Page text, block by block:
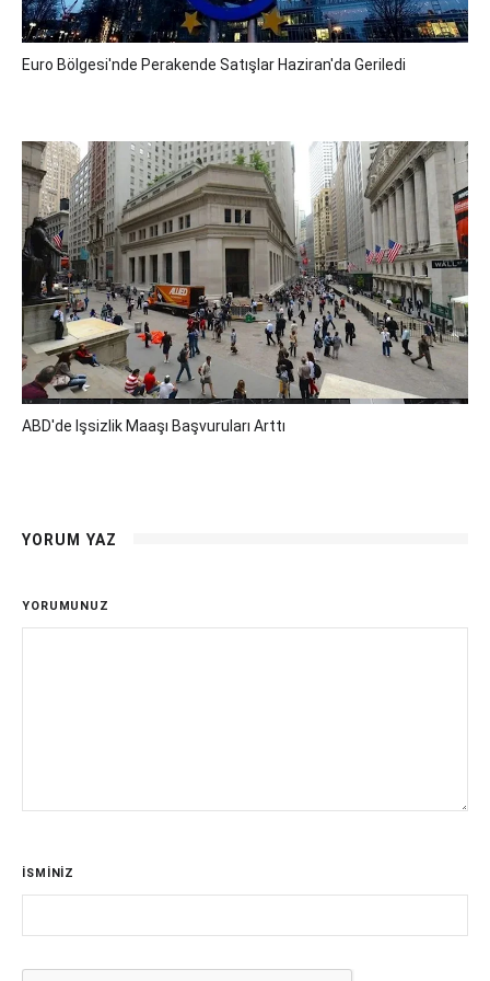
Euro Bölgesi'nde Perakende Satışlar Haziran'da Geriledi
ABD'de Işsizlik Maaşı Başvuruları Arttı
YORUM YAZ
YORUMUNUZ
İSMİNİZ